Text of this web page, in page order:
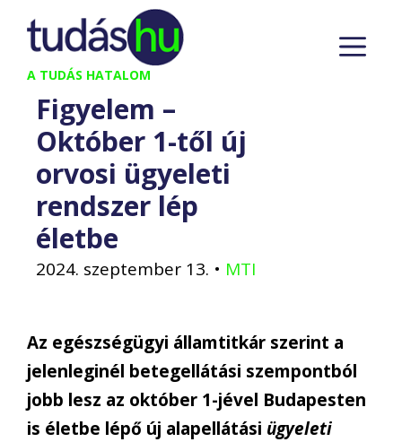
Kilépés
tartalomba
A TUDÁS HATALOM
Figyelem –
Október 1-től új
orvosi ügyeleti
rendszer lép
életbe
2024. szeptember 13. • MTI
Az egészségügyi államtitkár szerint a
jelenleginél betegellátási szempontból
jobb lesz az október 1-jével Budapesten
is életbe lépő új alapellátási ügyeleti